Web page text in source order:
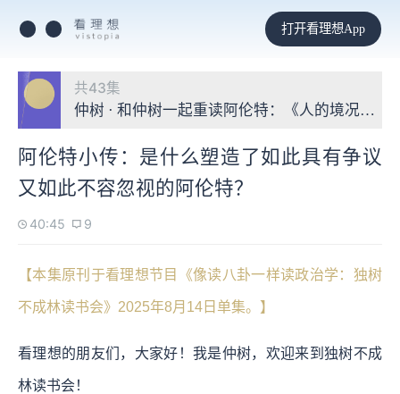
打开看理想App
共43集
仲树 · 和仲树一起重读阿伦特：《人的境况》读
阿伦特小传：是什么塑造了如此具有争议
又如此不容忽视的阿伦特？
40:45 9
【本集原刊于看理想节目《像读八卦一样读政治学：独树
不成林读书会》2025年8月14日单集。】
看理想的朋友们，大家好！我是仲树，欢迎来到独树不成
林读书会！